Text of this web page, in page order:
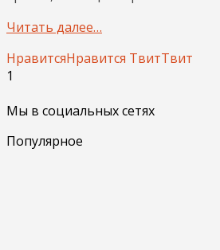
Читать далее…
НравитсяНравится ТвитТвит
1
Мы в социальных сетях
Популярное